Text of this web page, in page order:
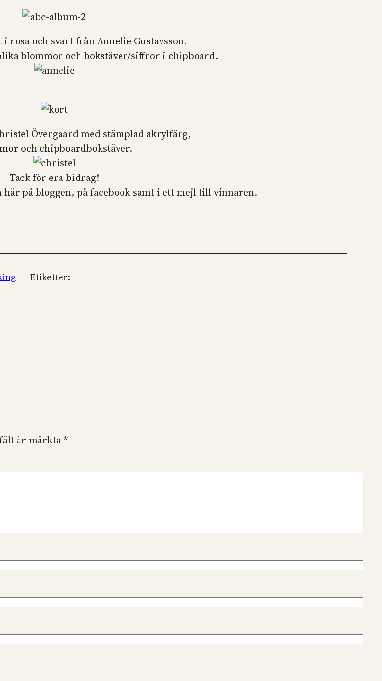
rosa och svart från Annelie Gustavsson.
blommor och bokstäver/siffror i chipboard.
Övergaard med stämplad akrylfärg,
och chipboardbokstäver.
Tack för era bidrag!
här på bloggen, på facebook samt i ett mejl till vinnaren.
Etiketter:
är märkta *